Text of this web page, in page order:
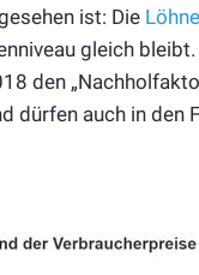
ist: Die
gleich
den
dürfen auch in